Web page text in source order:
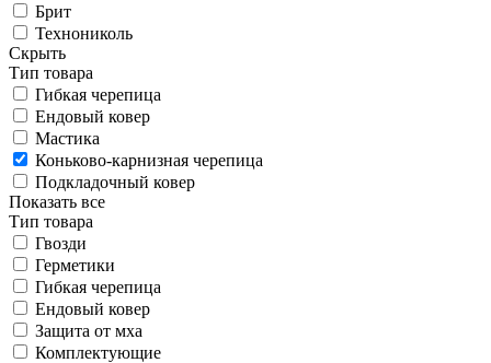
Брит
Технониколь
Скрыть
Тип товара
Гибкая черепица
Ендовый ковер
Мастика
Коньково-карнизная черепица
Подкладочный ковер
Показать все
Тип товара
Гвозди
Герметики
Гибкая черепица
Ендовый ковер
Защита от мха
Комплектующие